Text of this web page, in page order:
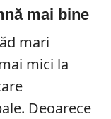
mai bine
mari
mici la
Deoarece